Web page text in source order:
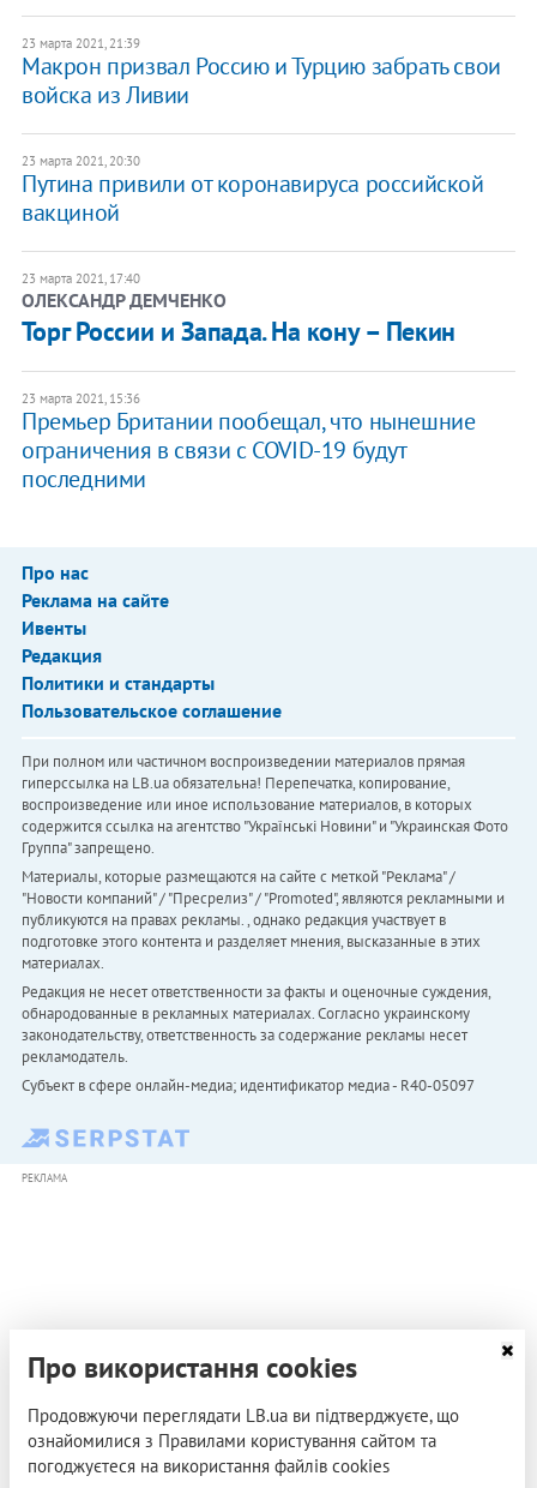
23 марта 2021, 21:39
Макрон призвал Россию и Турцию забрать свои
войска из Ливии
23 марта 2021, 20:30
Путина привили от коронавируса российской
вакциной
23 марта 2021, 17:40
ОЛЕКСАНДР ДЕМЧЕНКО
Торг России и Запада. На кону – Пекин
23 марта 2021, 15:36
Премьер Британии пообещал, что нынешние
ограничения в связи с COVID-19 будут
последними
Про нас
Реклама на сайте
Ивенты
Редакция
Политики и стандарты
Пользовательское соглашение
При полном или частичном воспроизведении материалов прямая
гиперссылка на LB.ua обязательна! Перепечатка, копирование,
воспроизведение или иное использование материалов, в которых
содержится ссылка на агентство "Українськi Новини" и "Украинская Фото
Группа" запрещено.
Материалы, которые размещаются на сайте с меткой "Реклама" /
"Новости компаний" / "Пресрелиз" / "Promoted", являются рекламными и
публикуются на правах рекламы. , однако редакция участвует в
подготовке этого контента и разделяет мнения, высказанные в этих
материалах.
Редакция не несет ответственности за факты и оценочные суждения,
обнародованные в рекламных материалах. Согласно украинскому
законодательству, ответственность за содержание рекламы несет
рекламодатель.
Субъект в сфере онлайн-медиа; идентификатор медиа - R40-05097
РЕКЛАМА
Про використання cookies
Продовжуючи переглядати LB.ua ви підтверджуєте, що
ознайомилися з Правилами користування сайтом та
погоджуєтеся на використання файлів cookies